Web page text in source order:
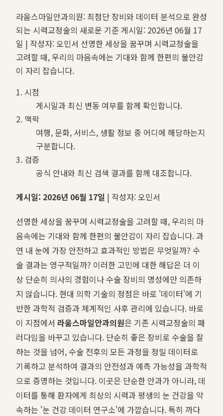
라움스마일안과의원: 최첨단 장비와 데이터 분석으로 완성
되는 시력교정술의 새로운 기준 게시일: 2026년 06월 17
일 | 작성자: 오민서 선명한 세상을 꿈꾸며 시력교정술을
고려할 때, 우리의 마음속에는 기대와 함께 한편의 불안감
이 자리 잡습니다.
1. 시점
게시일과 최신 변동 여부를 함께 확인합니다.
2. 맥락
여행, 문화, 서비스, 생활 정보 중 어디에 해당하는지
구분합니다.
3. 검증
공식 안내와 최신 검색 결과를 함께 대조합니다.
게시일: 2026년 06월 17일 | 작성자: 오민서
선명한 세상을 꿈꾸며 시력교정술을 고려할 때, 우리의 마
음속에는 기대와 함께 한편의 불안감이 자리 잡습니다. 과
연 내 눈에 가장 안전하고 효과적인 방법은 무엇일까? 수
술 결과는 영구적일까? 이러한 고민에 대한 해답은 더 이
상 단순히 의사의 경험이나 수술 장비의 명성에만 의존하
지 않습니다. 현대 의학 기술의 정점은 바로 '데이터'에 기
반한 과학적 검증과 체계적인 사후 관리에 있습니다. 바로
이 지점에서 라움스마일안과의원은 기존 시력교정술의 패
러다임을 바꾸고 있습니다. 단순히 좋은 장비로 수술을 잘
하는 것을 넘어, 수술 전후의 모든 과정을 정밀 데이터로
기록하고 분석하여 결과의 안전성과 예측 가능성을 과학적
으로 증명하는 것입니다. 이곳은 단순한 안과가 아니라, 데
이터를 통해 환자에게 최상의 시력과 평생의 눈 건강을 약
속하는 '눈 건강 데이터 연구소'에 가깝습니다. 특히 까다